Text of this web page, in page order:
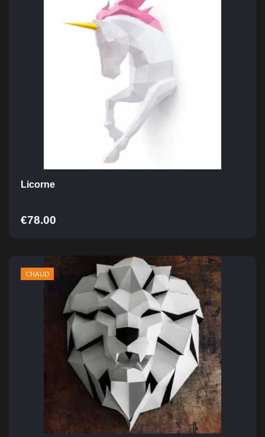
Licorne
€78.00
CHAUD